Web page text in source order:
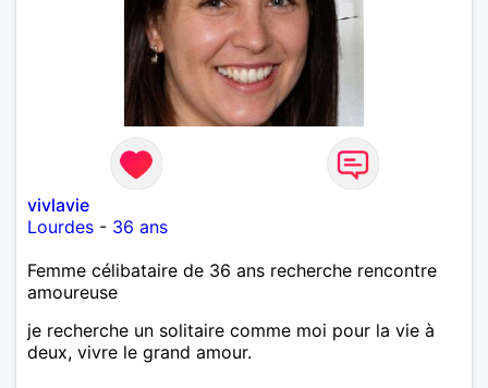
vivlavie
Lourdes - 36 ans
Femme célibataire de 36 ans recherche rencontre
amoureuse
je recherche un solitaire comme moi pour la vie à
deux, vivre le grand amour.